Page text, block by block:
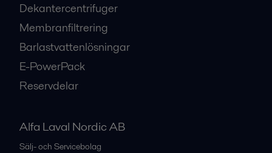
Dekantercentrifuger
Membranfiltrering
Barlastvattenlösningar
E-PowerPack
Reservdelar
Alfa Laval Nordic AB
Sälj- och Servicebolag